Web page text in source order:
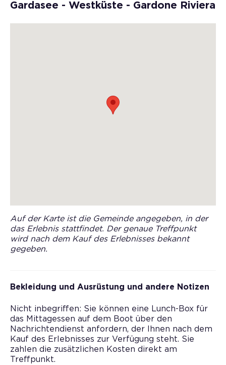
Gardasee - Westküste - Gardone Riviera
Auf der Karte ist die Gemeinde angegeben, in der
das Erlebnis stattfindet. Der genaue Treffpunkt
wird nach dem Kauf des Erlebnisses bekannt
gegeben.
Bekleidung und Ausrüstung und andere Notizen
Nicht inbegriffen: Sie können eine Lunch-Box für
das Mittagessen auf dem Boot über den
Nachrichtendienst anfordern, der Ihnen nach dem
Kauf des Erlebnisses zur Verfügung steht. Sie
zahlen die zusätzlichen Kosten direkt am
Treffpunkt.